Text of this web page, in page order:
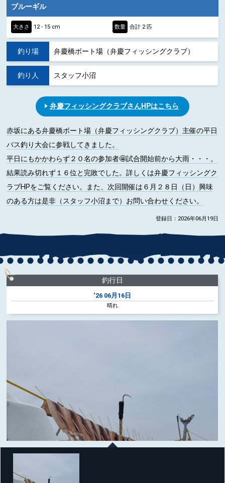
ブルーギル
大きさ 12 - 15 cm 数量 合計 2 匹
釣り場 弁慶橋ボート場（弁慶フィッシングクラブ）
釣り人 スタッフ小沼
弁慶フィッシングクラブさんHPはこちら
赤坂にある弁慶橋ボート場（弁慶フィッシングクラブ）主催の平日
バス釣り大会に参戦してきました。
平日にもかかわらず２０名の参加者🤩試合開始前から大雨・・・。
結果読み切れず１６位と完敗でした。詳しくは弁慶フィッシングク
ラブHPをご覧ください。また、次回開催は６月２８日（日）興味
のある方は是非（スタッフ小沼まで）お問い合わせください。
登録日：2026年06月19日
釣行日
‘26 06月16日
晴れ